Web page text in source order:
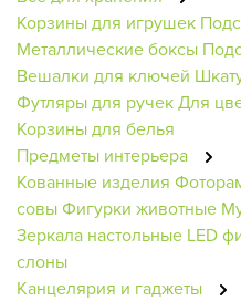
Корзины для игрушек
Металлические боксы
Вешалки для ключей
Футляры для ручекДля
Корзины для белья
Предметы интерьера
Кованные изделия
совыФигурки животные
Зеркала настольные LED
слоны
Канцелярия и гаджеты